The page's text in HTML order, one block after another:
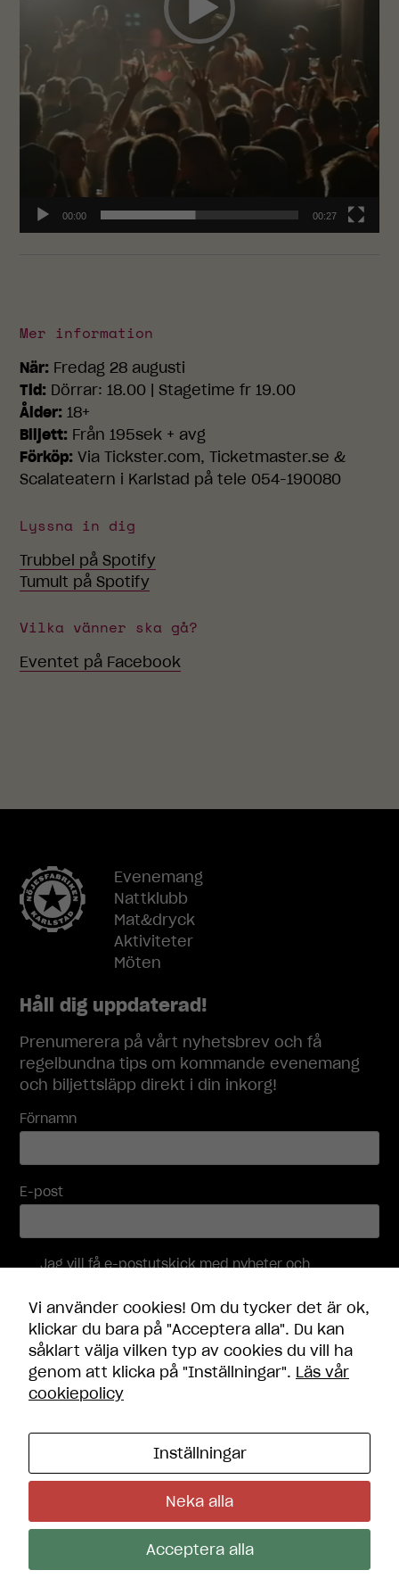
00:00 00:27
Mer information
När: Fredag 28 augusti
Tid: Dörrar: 18.00 | Stagetime fr 19.00
Ålder: 18+
Biljett: Från 195sek + avg
Förköp: Via Tickster.com, Ticketmaster.se &
Scalateatern i Karlstad på tele 054-190080
Lyssna in dig
Trubbel på Spotify
Tumult på Spotify
Vilka vänner ska gå?
Eventet på Facebook
Evenemang
Nattklubb
Mat&dryck
Aktiviteter
Möten
Håll dig uppdaterad!
Prenumerera på vårt nyhetsbrev och få
regelbundna tips om kommande evenemang
och biljettsläpp direkt i din inkorg!
Förnamn
E-post
Jag vill få e-postutskick med nyheter och
personuppgifter behandlas i enlighet med
integritetspolicyn.
Skicka
Kontakt
Integritetspolicy
Cookie-inställningar
Vi använder cookies! Om du tycker det är ok,
klickar du bara på "Acceptera alla". Du kan
såklart välja vilken typ av cookies du vill ha
genom att klicka på "Inställningar". Läs vår
cookiepolicy
Inställningar
Neka alla
Acceptera alla
kunna
förbättra
hemsidans
funktionalitet
uppbyggnad,
hur
används.
Upplevelse
hemsida ska
prestera så
bra som
möjligt under
ditt besök.
kommer viss
funktionalitet
att försvinna
från